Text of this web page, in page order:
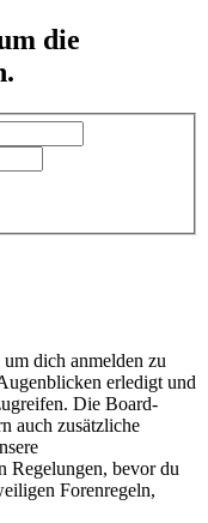
die
dich anmelden zu
erledigt und
Die Board-
auch zusätzliche
Regelungen, bevor du
Forenregeln,